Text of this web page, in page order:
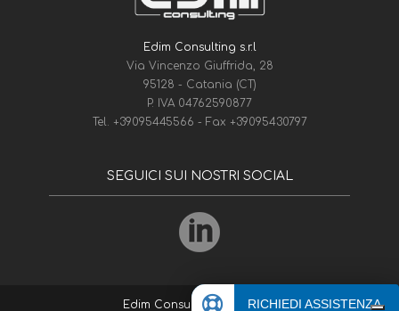
RICHIEDI ASSISTENZA
Edim Consulting s.r.l
Via Vincenzo Giuffrida, 28
95128 - Catania (CT)
P. IVA 04762590877
Tel. +39095445566 - Fax +39095430797
SEGUICI SUI NOSTRI SOCIAL
Edim Consulting© 1975-2026